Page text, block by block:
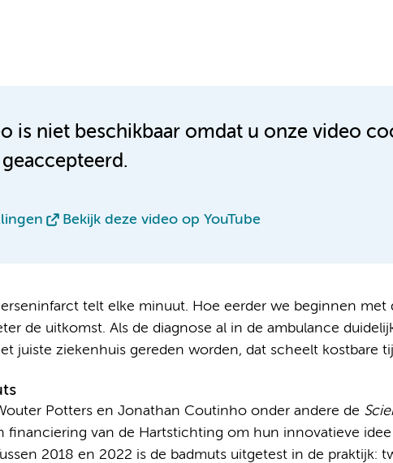
is niet beschikbaar omdat u onze video
Bekijk deze video op YouTube
telt elke minuut. Hoe eerder we beginnen met
de uitkomst. Als de diagnose al in de ambulance
juiste ziekenhuis gereden worden, dat scheelt kostbare
Potters en Jonathan Coutinho onder andere de
financiering van de Hartstichting om hun innovatieve
2018 en 2022 is de badmuts uitgetest in de praktijk: